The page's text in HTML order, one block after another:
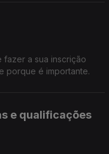
a sua inscrição
porque é importante.
e qualificações